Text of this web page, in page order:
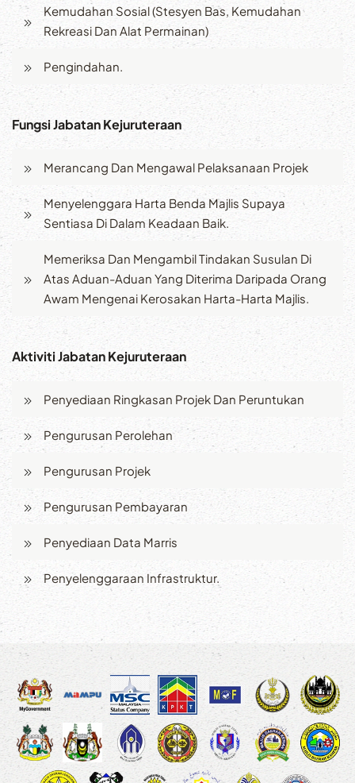
Kemudahan Sosial (Stesyen Bas, Kemudahan
Rekreasi Dan Alat Permainan)
Pengindahan.
Fungsi Jabatan Kejuruteraan
Merancang Dan Mengawal Pelaksanaan Projek
Menyelenggara Harta Benda Majlis Supaya
Sentiasa Di Dalam Keadaan Baik.
Memeriksa Dan Mengambil Tindakan Susulan Di
Atas Aduan-Aduan Yang Diterima Daripada Orang
Awam Mengenai Kerosakan Harta-Harta Majlis.
Aktiviti Jabatan Kejuruteraan
Penyediaan Ringkasan Projek Dan Peruntukan
Pengurusan Perolehan
Pengurusan Projek
Pengurusan Pembayaran
Penyediaan Data Marris
Penyelenggaraan Infrastruktur.